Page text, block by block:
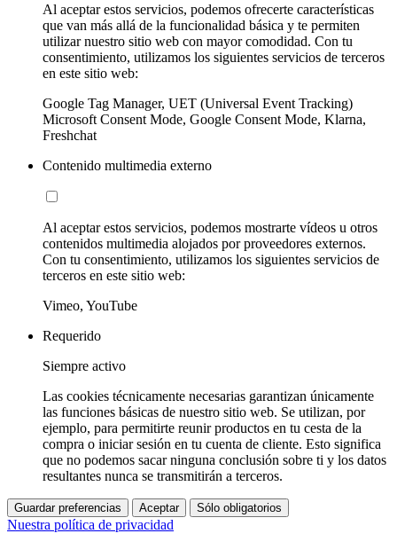
Al aceptar estos servicios, podemos ofrecerte características
que van más allá de la funcionalidad básica y te permiten
utilizar nuestro sitio web con mayor comodidad. Con tu
consentimiento, utilizamos los siguientes servicios de terceros
en este sitio web:
Google Tag Manager, UET (Universal Event Tracking)
Microsoft Consent Mode, Google Consent Mode, Klarna,
Freshchat
Contenido multimedia externo
Al aceptar estos servicios, podemos mostrarte vídeos u otros
contenidos multimedia alojados por proveedores externos.
Con tu consentimiento, utilizamos los siguientes servicios de
terceros en este sitio web:
Vimeo, YouTube
Requerido
Siempre activo
Las cookies técnicamente necesarias garantizan únicamente
las funciones básicas de nuestro sitio web. Se utilizan, por
ejemplo, para permitirte reunir productos en tu cesta de la
compra o iniciar sesión en tu cuenta de cliente. Esto significa
que no podemos sacar ninguna conclusión sobre ti y los datos
resultantes nunca se transmitirán a terceros.
Guardar preferencias Aceptar Sólo obligatorios
Nuestra política de privacidad